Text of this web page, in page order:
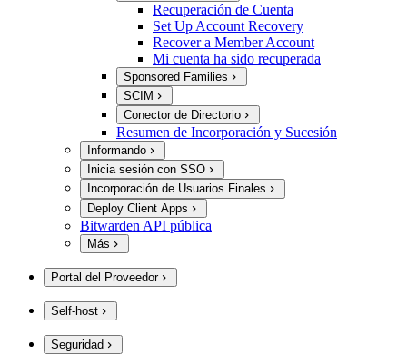
Recuperación de Cuenta
Set Up Account Recovery
Recover a Member Account
Mi cuenta ha sido recuperada
Sponsored Families
SCIM
Conector de Directorio
Resumen de Incorporación y Sucesión
Informando
Inicia sesión con SSO
Incorporación de Usuarios Finales
Deploy Client Apps
Bitwarden API pública
Más
Portal del Proveedor
Self-host
Seguridad